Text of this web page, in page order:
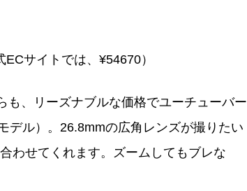
サイトでは、¥54670）
も、リーズナブルな価格でユーチューバー
デル）。26.8mmの広角レンズが撮りたい
わせてくれます。ズームしてもブレな